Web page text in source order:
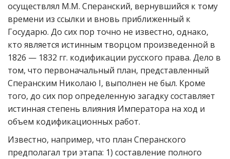
осуществлял М.М. Сперанский, вернувшийся к тому
времени из ссылки и вновь приближенный к
Государю. До сих пор точно не известно, однако,
кто является истинным творцом произведенной в
1826 — 1832 гг. кодификации русского права. Дело в
том, что первоначальный план, представленный
Сперанским Николаю I, выполнен не был. Кроме
того, до сих пор определенную загадку составляет
истинная степень влияния Императора на ход и
объем кодификационных работ.
Известно, например, что план Сперанского
предполагал три этапа: 1) составление полного